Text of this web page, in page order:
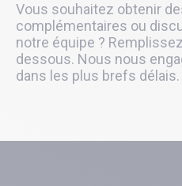
Vous souhaitez obtenir
complémentaires ou
notre équipe ?
dessous. Nous nous
dans les plus brefs délais.